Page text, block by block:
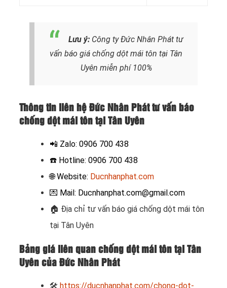
Lưu ý: Công ty Đức Nhân Phát tư
vấn báo giá chống dột mái tôn tại Tân
Uyên miễn phí 100%
Thông tin liên hệ Đức Nhân Phát tư vấn báo
chống dột mái tôn tại Tân Uyên
📲 Zalo: 0906 700 438
☎️ Hotline: 0906 700 438
🌐 Website: Ducnhanphat.com
💌 Mail: Ducnhanphat.com@gmail.com
🏠 Địa chỉ tư vấn báo giá chống dột mái tôn
tại Tân Uyên
Bảng giá liên quan chống dột mái tôn tại Tân
Uyên của Đức Nhân Phát
🛠 https://ducnhanphat.com/chong-dot-